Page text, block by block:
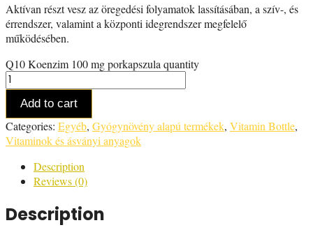
Aktívan részt vesz az öregedési folyamatok lassításában, a szív-, és
érrendszer, valamint a központi idegrendszer megfelelő
működésében.
Q10 Koenzim 100 mg porkapszula quantity
Add to cart
Categories: Egyéb, Gyógynövény alapú termékek, Vitamin Bottle,
Vitaminok és ásványi anyagok
Description
Reviews (0)
Description